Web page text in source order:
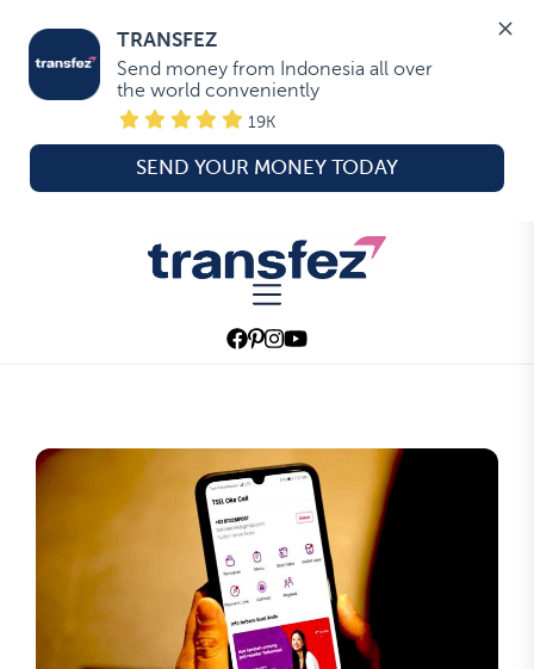
TRANSFEZ
Send money from Indonesia all over
the world conveniently
19K
SEND YOUR MONEY TODAY
Transfez